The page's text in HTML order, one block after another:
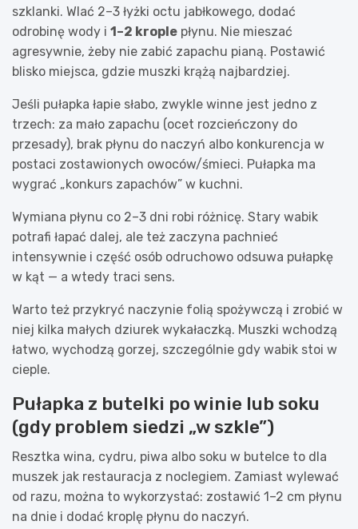
szklanki. Wlać 2–3 łyżki octu jabłkowego, dodać
odrobinę wody i 1–2 krople płynu. Nie mieszać
agresywnie, żeby nie zabić zapachu pianą. Postawić
blisko miejsca, gdzie muszki krążą najbardziej.
Jeśli pułapka łapie słabo, zwykle winne jest jedno z
trzech: za mało zapachu (ocet rozcieńczony do
przesady), brak płynu do naczyń albo konkurencja w
postaci zostawionych owoców/śmieci. Pułapka ma
wygrać „konkurs zapachów” w kuchni.
Wymiana płynu co 2–3 dni robi różnicę. Stary wabik
potrafi łapać dalej, ale też zaczyna pachnieć
intensywnie i część osób odruchowo odsuwa pułapkę
w kąt — a wtedy traci sens.
Warto też przykryć naczynie folią spożywczą i zrobić w
niej kilka małych dziurek wykałaczką. Muszki wchodzą
łatwo, wychodzą gorzej, szczególnie gdy wabik stoi w
cieple.
Pułapka z butelki po winie lub soku
(gdy problem siedzi „w szkle”)
Resztka wina, cydru, piwa albo soku w butelce to dla
muszek jak restauracja z noclegiem. Zamiast wylewać
od razu, można to wykorzystać: zostawić 1–2 cm płynu
na dnie i dodać kroplę płynu do naczyń.